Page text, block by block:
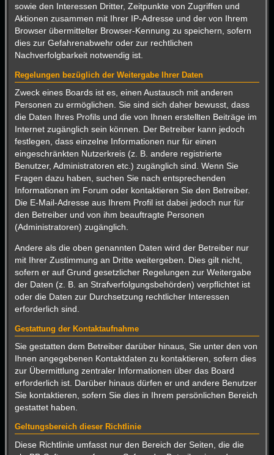
sowie den Interessen Dritter, Zeitpunkte von Zugriffen und
Aktionen zusammen mit Ihrer IP-Adresse und der von Ihrem
Browser übermittelter Browser-Kennung zu speichern, sofern
dies zur Gefahrenabwehr oder zur rechtlichen
Nachverfolgbarkeit notwendig ist.
Regelungen bezüglich der Weitergabe Ihrer Daten
Zweck eines Boards ist es, einen Austausch mit anderen
Personen zu ermöglichen. Sie sind sich daher bewusst, dass
die Daten Ihres Profils und die von Ihnen erstellten Beiträge im
Internet zugänglich sein können. Der Betreiber kann jedoch
festlegen, dass einzelne Informationen nur für einen
eingeschränkten Nutzerkreis (z. B. andere registrierte
Benutzer, Administratoren etc.) zugänglich sind. Wenn Sie
Fragen dazu haben, suchen Sie nach entsprechenden
Informationen im Forum oder kontaktieren Sie den Betreiber.
Die E-Mail-Adresse aus Ihrem Profil ist dabei jedoch nur für
den Betreiber und von ihm beauftragte Personen
(Administratoren) zugänglich.
Andere als die oben genannten Daten wird der Betreiber nur
mit Ihrer Zustimmung an Dritte weitergeben. Dies gilt nicht,
sofern er auf Grund gesetzlicher Regelungen zur Weitergabe
der Daten (z. B. an Strafverfolgungsbehörden) verpflichtet ist
oder die Daten zur Durchsetzung rechtlicher Interessen
erforderlich sind.
Gestattung der Kontaktaufnahme
Sie gestatten dem Betreiber darüber hinaus, Sie unter den von
Ihnen angegebenen Kontaktdaten zu kontaktieren, sofern dies
zur Übermittlung zentraler Informationen über das Board
erforderlich ist. Darüber hinaus dürfen er und andere Benutzer
Sie kontaktieren, sofern Sie dies in Ihrem persönlichen Bereich
gestattet haben.
Geltungsbereich dieser Richtlinie
Diese Richtlinie umfasst nur den Bereich der Seiten, die die